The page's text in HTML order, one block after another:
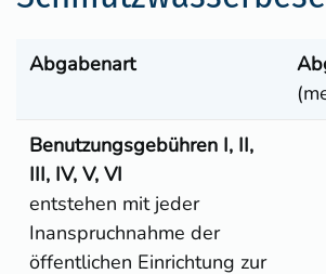
Abgabenart
Benutzungsgebühren I, II,
III, IV, V, VI
entstehen mit jeder
Inanspruchnahme der
öffentlichen Einrichtung zur